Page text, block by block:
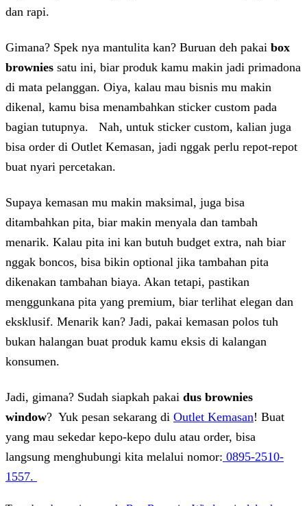
dan rapi.
Gimana? Spek nya mantulita kan? Buruan deh pakai box
brownies satu ini, biar produk kamu makin jadi primadona
di mata pelanggan. Oiya, kalau mau bisnis mu makin
dikenal, kamu bisa menambahkan sticker custom pada
bagian tutupnya. Nah, untuk sticker custom, kalian juga
bisa order di Outlet Kemasan, jadi nggak perlu repot-repot
buat nyari percetakan.
Supaya kemasan mu makin maksimal, juga bisa
ditambahkan pita, biar makin menyala dan tambah
menarik. Kalau pita ini kan butuh budget extra, nah biar
nggak boncos, bisa bikin optional jika tambahan pita
dikenakan tambahan biaya. Akan tetapi, pastikan
menggunkana pita yang premium, biar terlihat elegan dan
eksklusif. Menarik kan? Jadi, pakai kemasan polos tuh
bukan halangan buat produk kamu eksis di kalangan
konsumen.
Jadi, gimana? Sudah siapkah pakai dus brownies
window? Yuk pesan sekarang di Outlet Kemasan! Buat
yang mau sekedar kepo-kepo dulu atau order, bisa
langsung menghubungi kita melalui nomor: 0895-2510-
1557.